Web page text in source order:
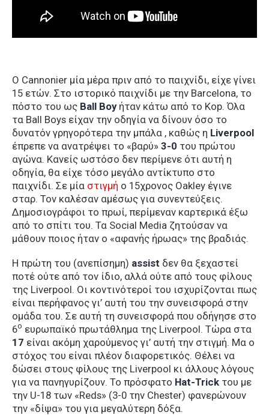
Ο Cannonier μία μέρα πριν από το παιχνίδι, είχε γίνει
15 ετών. Στο ιστορικό παιχνίδι με την Barcelona, το
πόστο του ως Ball Boyήταν κάτω από το Kop. Όλα
τα Ball Boys είχαν την οδηγία να δίνουν όσο το
δυνατόν γρηγορότερα την μπάλα , καθώς η Liverpool
έπρεπε να ανατρέψει το «βαρύ» 3-0 του πρώτου
αγώνα. Κανείς ωστόσο δεν περίμενε ότι αυτή η
οδηγία, θα είχε τόσο μεγάλο αντίκτυπο στο
παιχνίδι. Σε μία στιγμή ο 15χρονος Oakley έγινε
σταρ. Τον καλέσαν αμέσως για συνεντεύξεις.
Δημοσιογράφοι το πρωί, περίμεναν καρτερικά έξω
από το σπίτι του. Τα Social Media ζητούσαν να
μάθουν ποιος ήταν ο «αφανής ήρωας» της βραδιάς.
Η πρώτη του (ανεπίσημη) assist δεν θα ξεχαστεί
ποτέ ούτε από τον ίδιο, αλλά ούτε από τους φίλους
της Liverpool. Oι κοντινότεροί του ισχυρίζονται πως
είναι περήφανος γι’ αυτή του την συνεισφορά στην
ομάδα του. Σε αυτή τη συνεισφορά που οδήγησε στο
6ο ευρωπαϊκό πρωτάθλημα της Liverpool. Τώρα στα
17 είναι ακόμη χαρούμενος γι’ αυτή την στιγμή. Μα ο
στόχος του είναι πλέον διαφορετικός. Θέλει να
δώσει στους φίλους της Liverpool κι άλλους λόγους
για να πανηγυρίζουν. Το πρόσφατο Hat-Trick του με
την U-18 των «Reds» (3-0 την Chester) φανερώνουν
την «δίψα» του για μεγαλύτερη δόξα.